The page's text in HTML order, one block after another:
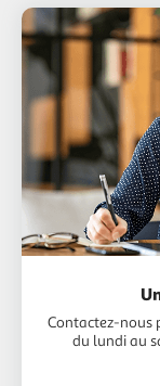
Contactez-nous
du lundi au